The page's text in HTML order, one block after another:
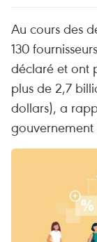
Au cours des
130
déclaré et ont
plus de 2,7
dollars), a